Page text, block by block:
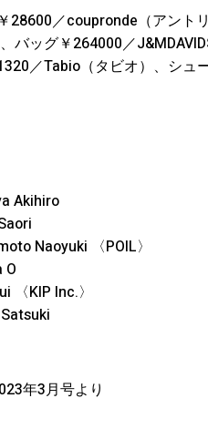
28600／coupronde（アント
バッグ￥264000／
／Tabio（タビオ）、シュ
Akihiro
Naoyuki 〈POIL〉
O
〈KIP Inc.〉
年3月号より